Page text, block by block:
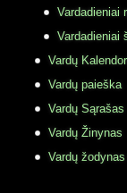
Vardadieniai
Vardadieniai
Vardų
Vardų paieška
Vardų Sąrašas
Vardų Žinynas
Vardų